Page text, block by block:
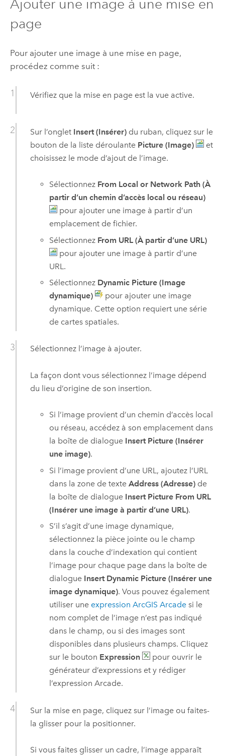
Ajouter une image à une mise en
page
Pour ajouter une image à une mise en page,
procédez comme suit :
Vérifiez que la mise en page est la vue active.
Sur l’onglet Insert (Insérer)du ruban, cliquez sur le
bouton de la liste déroulante Picture (Image)
et
choisissez le mode d’ajout de l’image.
Sélectionnez From Local or Network Path (À
partir d’un chemin d’accès local ou réseau)
pour ajouter une image à partir d’un
emplacement de fichier.
Sélectionnez From URL (À partir d’une URL)
pour ajouter une image à partir d’une
URL.
Sélectionnez Dynamic Picture (Image
dynamique)
pour ajouter une image
dynamique. Cette option requiert une série
de cartes spatiales.
Sélectionnez l’image à ajouter.
La façon dont vous sélectionnez l’image dépend
du lieu d’origine de son insertion.
Si l’image provient d’un chemin d’accès local
ou réseau, accédez à son emplacement dans
la boîte de dialogue Insert Picture (Insérer
une image).
Si l’image provient d’une URL, ajoutez l’URL
dans la zone de texteAddress (Adresse) de
la boîte de dialogue Insert Picture From URL
(Insérer une image à partir d’une URL).
S’il s’agit d’une image dynamique,
sélectionnez la pièce jointe ou le champ
dans la couche d’indexation qui contient
l’image pour chaque page dans la boîte de
dialogue Insert Dynamic Picture (Insérer une
image dynamique). Vous pouvez également
utiliser une expressionArcGIS Arcade si le
nom complet de l’image n’est pas indiqué
dans le champ, ou si des images sont
disponibles dans plusieurs champs. Cliquez
sur le bouton Expression
pour ouvrir le
générateur d’expressions et y rédiger
l’expressionArcade.
Sur la mise en page, cliquez sur l’image ou faites-
la glisser pour la positionner.
Si vous faites glisser un cadre, l’image apparaît